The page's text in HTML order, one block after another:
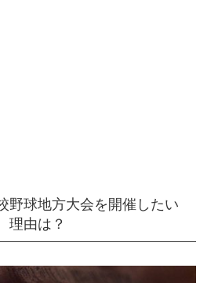
野球地方大会を開催したい
理由は？